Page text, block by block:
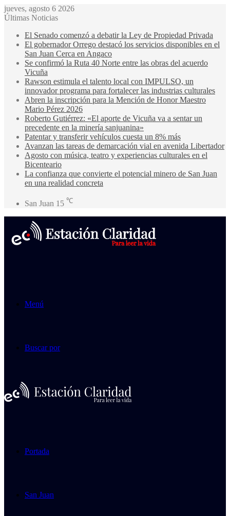
jueves, agosto 6 2026
Últimas Noticias
El Senado comenzó a debatir la Ley de Propiedad Privada
El gobernador Orrego destacó los servicios disponibles en el
San Juan Cerca en Angaco
Se confirmó la Ruta 40 Norte entre las obras del acuerdo
Vicuña
Rawson estimula el talento local con IMPULSO, un
innovador programa para fortalecer las industrias culturales
Abren la inscripción para la Mención de Honor Maestro
Mario Pérez 2026
Roberto Gutiérrez: «El aporte de Vicuña va a sentar un
precedente en la minería sanjuanina»
Patentar y transferir vehículos cuesta un 8% más
Avanzan las tareas de demarcación vial en avenida Libertador
Agosto con música, teatro y experiencias culturales en el
Bicenteario
La confianza que convierte el potencial minero de San Juan
en una realidad concreta
San Juan 15 ℃
Menú
Buscar por
Portada
San Juan